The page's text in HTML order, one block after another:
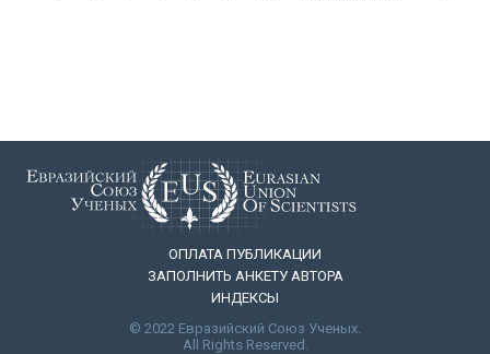
ОПЛАТА ПУБЛИКАЦИИ
ЗАПОЛНИТЬ АНКЕТУ АВТОРА
ИНДЕКСЫ
© 2022 Евразийский Союз Ученых.
All Rights Reserved.